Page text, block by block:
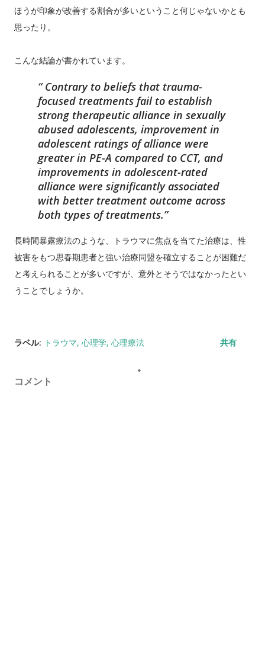
ほうが印象が改善する割合が多いということ何じゃないかとも
思ったり。
こんな結論が書かれています。
Contrary to beliefs that trauma-
focused treatments fail to establish
strong therapeutic alliance in sexually
abused adolescents, improvement in
adolescent ratings of alliance were
greater in PE-A compared to CCT, and
improvements in adolescent-rated
alliance were significantly associated
with better treatment outcome across
both types of treatments.
長時間暴露療法のような、トラウマに焦点を当てた治療は、性
被害をもつ思春期患者と強い治療同盟を確立することが困難だ
と考えられることが多いですが、意外とそうではなかったとい
うことでしょうか。
ラベル: トラウマ 心理学 心理療法 共有
コメント